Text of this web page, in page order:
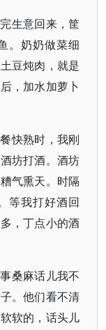
生意回来，筐
。奶奶做菜细
豆炖肉，就是
，加水加萝卜
快熟时，我刚
坊打酒。酒坊
气熏天。时隔
等我打好酒回
，丁点小的酒
桑麻话儿我不
。他们看不清
软的，话头儿